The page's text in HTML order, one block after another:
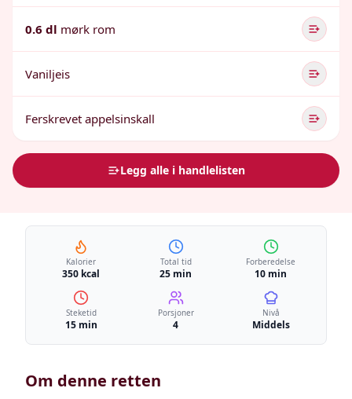
0.6 dl mørk rom
Vaniljeis
Ferskrevet appelsinskall
Legg alle i handlelisten
Kalorier
350 kcal
Total tid
25 min
Forberedelse
10 min
Steketid
15 min
Porsjoner
4
Nivå
Middels
Om denne retten